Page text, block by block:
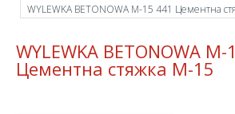
WYLEWKA BETONOWA M-15 441 Цементна
WYLEWKA BETONOWA M-
Цементна стяжка М-15